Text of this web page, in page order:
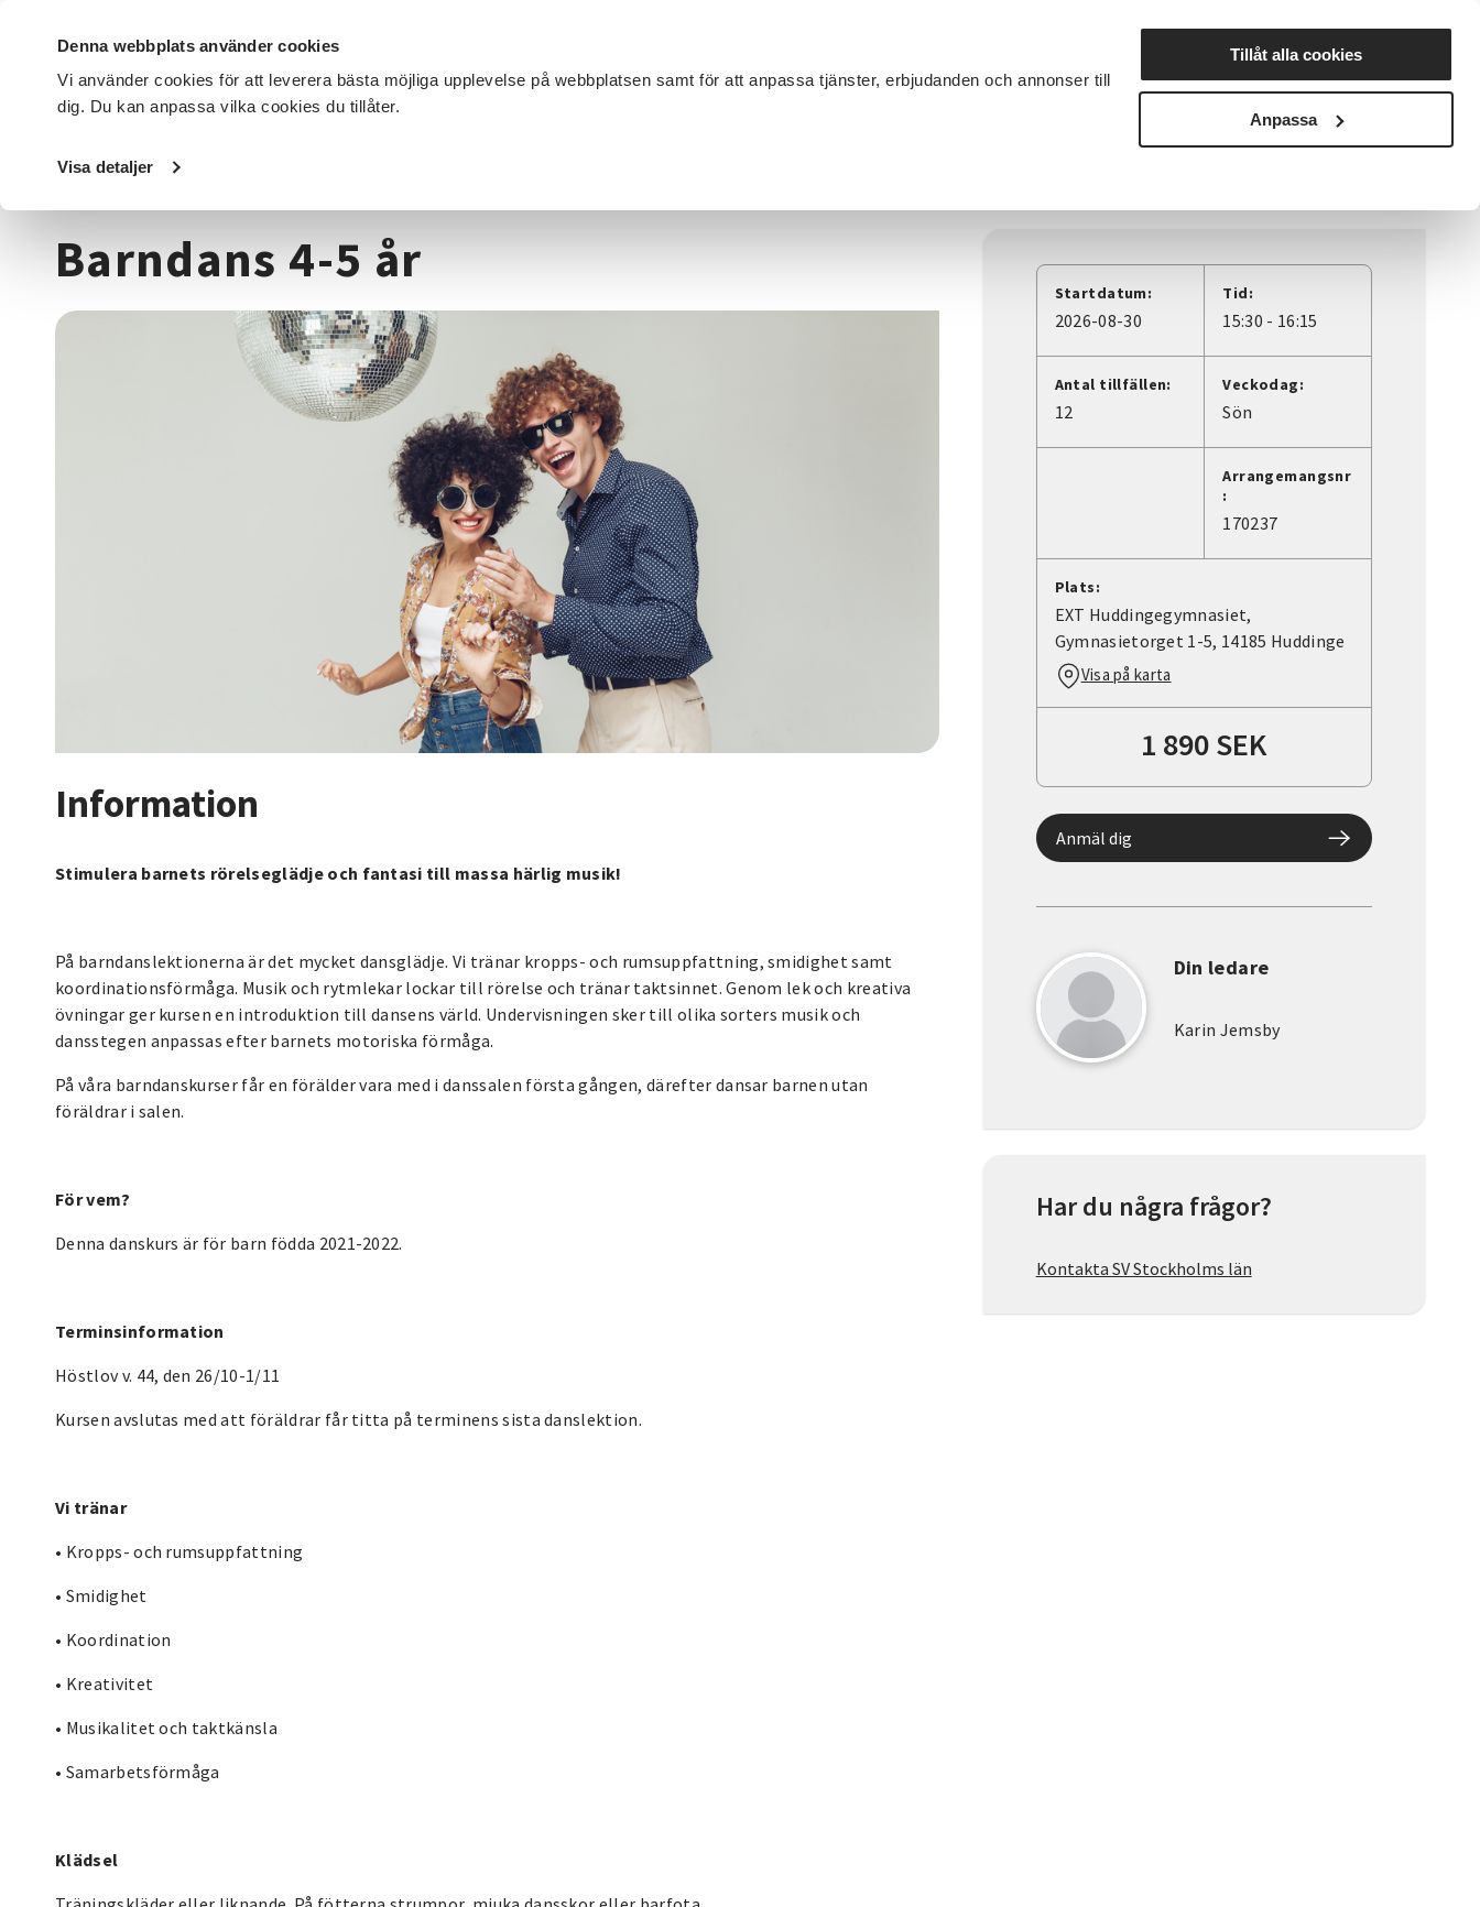
Denna webbplats använder cookies
Vi använder cookies för att leverera bästa möjliga upplevelse på webbplatsen samt för att anpassa tjänster, erbjudanden och annonser till
dig. Du kan anpassa vilka cookies du tillåter.
Visa detaljer
Tillåt alla cookies
Anpassa
DET HÄR GÖR VI FÖR DIG SOM SÖK KURSER OCH EVENEMANG Nyheter Avdelningar
Startsida / Kurser och evenemang
Barndans 4-5 år
Information
Stimulera barnets rörelseglädje och fantasi till massa härlig musik!
På barndanslektionerna är det mycket dansglädje. Vi tränar kropps- och rumsuppfattning, smidighet samt
koordinationsförmåga. Musik och rytmlekar lockar till rörelse och tränar taktsinnet. Genom lek och kreativa
övningar ger kursen en introduktion till dansens värld. Undervisningen sker till olika sorters musik och
dansstegen anpassas efter barnets motoriska förmåga.
På våra barndanskurser får en förälder vara med i danssalen första gången, därefter dansar barnen utan
föräldrar i salen.
För vem?
Denna danskurs är för barn födda 2021-2022.
Terminsinformation
Höstlov v. 44, den 26/10-1/11
Kursen avslutas med att föräldrar får titta på terminens sista danslektion.
Vi tränar
• Kropps- och rumsuppfattning
• Smidighet
• Koordination
• Kreativitet
• Musikalitet och taktkänsla
• Samarbetsförmåga
Klädsel
Startdatum:
2026-08-30
Tid:
15:30 - 16:15
Antal tillfällen:
12
Veckodag:
Sön
Arrangemangsnr
:
170237
Plats:
EXT Huddingegymnasiet,
Gymnasietorget 1-5, 14185 Huddinge
Visa på karta
1 890 SEK
Anmäl dig
Din ledare
Karin Jemsby
Har du några frågor?
Kontakta SV Stockholms län